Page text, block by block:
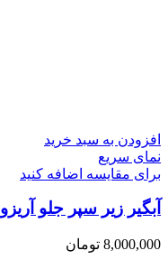
افزودن به سبد خرید
نمای سریع
برای مقایسه اضافه کنید
آبگیر زیر سپر جلو آریزو 6 GT
8,000,000 تومان